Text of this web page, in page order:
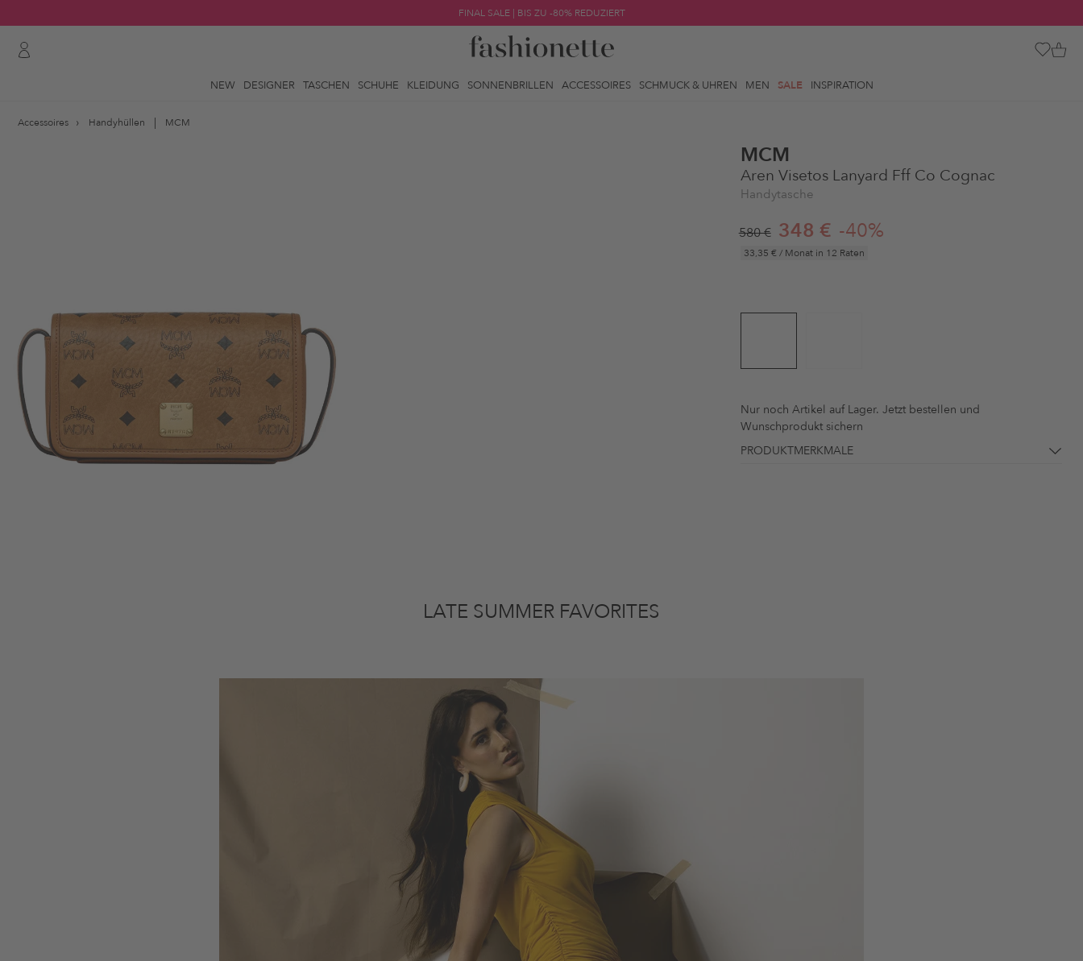
FINAL SALE | BIS ZU -80% REDUZIERT
NEW DESIGNER TASCHEN SCHUHE KLEIDUNG SONNENBRILLEN ACCESSOIRES SCHMUCK & UHREN MEN SALE INSPIRATION
Accessoires Handyhüllen MCM
MCM
Aren Visetos Lanyard Fff Co Cognac
Handytasche
580 € 348 € -40%
33,35 € / Monat in 12 Raten
Nur noch Artikel auf Lager. Jetzt bestellen und
Wunschprodukt sichern
PRODUKTMERKMALE
LATE SUMMER FAVORITES